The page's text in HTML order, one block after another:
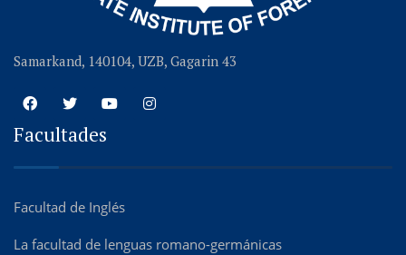
Samarkand, 140104, UZB, Gagarin 43
Facultades
Facultad de Inglés
La facultad de lenguas romano-germánicas